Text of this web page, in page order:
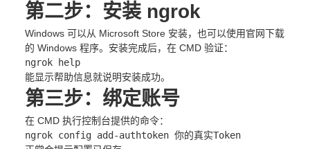
第二步：安装 ngrok
Windows 可以从 Microsoft Store 安装，也可以使用官网下载
的 Windows 程序。安装完成后，在 CMD 验证：
ngrok
help
能显示帮助信息就说明安装成功。
第三步：绑定账号
在 CMD 执行控制台提供的命令：
ngrok config add -authtoken 你的真实Token